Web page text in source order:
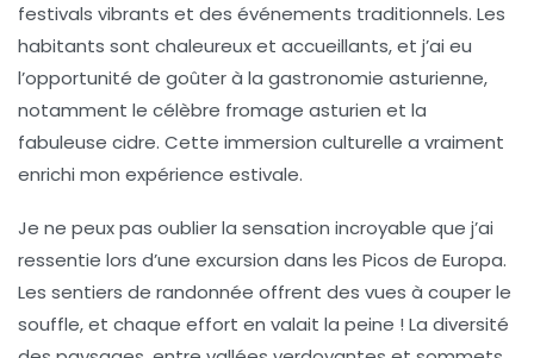
festivals vibrants et des événements traditionnels. Les
habitants sont chaleureux et accueillants, et j’ai eu
l’opportunité de goûter à la gastronomie asturienne,
notamment le célèbre fromage asturien et la
fabuleuse cidre. Cette immersion culturelle a vraiment
enrichi mon expérience estivale.
Je ne peux pas oublier la sensation incroyable que j’ai
ressentie lors d’une excursion dans les Picos de Europa.
Les sentiers de randonnée offrent des vues à couper le
souffle, et chaque effort en valait la peine ! La diversité